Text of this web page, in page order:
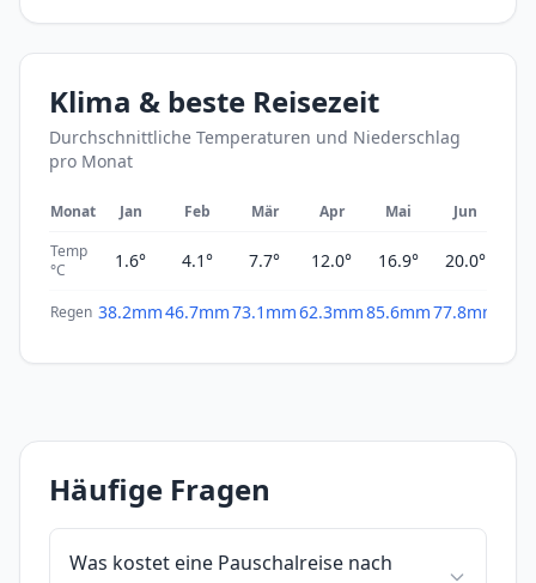
Klima & beste Reisezeit
Durchschnittliche Temperaturen und Niederschlag
pro Monat
Monat Jan Feb Mär Apr Mai Jun
Temp
°C
1.6° 4.1° 7.7° 12.0° 16.9° 20.0°
Regen 38.2mm46.7mm73.1mm62.3mm85.6mm77.8mm
Häufige Fragen
Was kostet eine Pauschalreise nach